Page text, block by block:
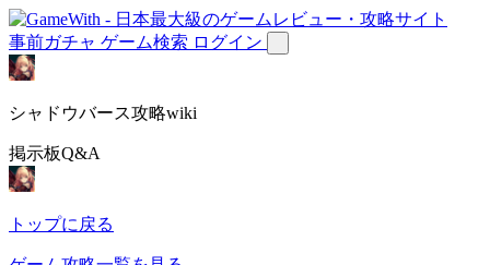
事前ガチャ ゲーム検索 ログイン
シャドウバース攻略wiki
掲示板Q&A
トップに戻る